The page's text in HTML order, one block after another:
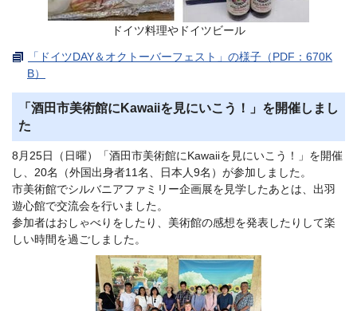
ドイツ料理やドイツビール
「ドイツDAY＆オクトーバーフェスト」の様子（PDF：670K
B）
「酒田市美術館にKawaiiを見にいこう！」を開催しまし
た
8月25日（日曜）「酒田市美術館にKawaiiを見にいこう！」を開催
し、20名（外国出身者11名、日本人9名）が参加しました。
市美術館でシルバニアファミリー企画展を見学したあとは、出羽
遊心館で交流会を行いました。
参加者はおしゃべりをしたり、美術館の感想を発表したりして楽
しい時間を過ごしました。